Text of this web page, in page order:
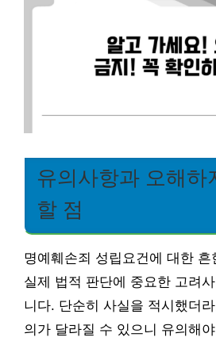
유의사항과 오해하
할 점
명예훼손죄 성립요건에 대한
실제 법적 판단에 중요한 고려
니다. 단순히 사실을 적시했더
의가 달라질 수 있으니 유의해